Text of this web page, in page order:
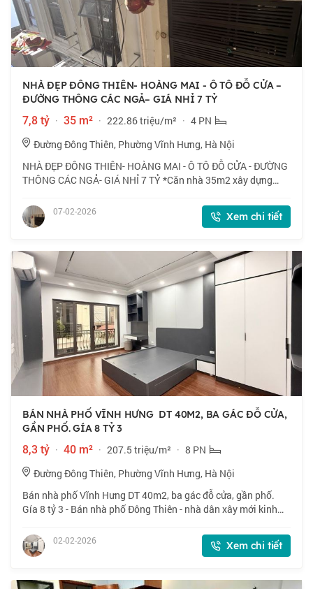
NHÀ ĐẸP ĐÔNG THIÊN- HOÀNG MAI - Ô TÔ ĐỖ CỬA –
ĐƯỜNG THÔNG CÁC NGẢ– GIÁ NHỈ 7 TỶ
7,8 tỷ · 35 m² · 222.86 triệu/m² · 4 PN
Đường Đông Thiên, Phường Vĩnh Hưng, Hà Nội
NHÀ ĐẸP ĐÔNG THIÊN- HOÀNG MAI - Ô TÔ ĐỖ CỬA - ĐƯỜNG
THÔNG CÁC NGẢ- GIÁ NHỈ 7 TỶ *Căn nhà 35m2 xây dựng
cửa , gần UBND phường Vĩnh Hưng, t
07-02-2026 Xem chi tiết
BÁN NHÀ PHỐ VĨNH HƯNG DT 40M2, BA GÁC ĐỖ CỬA,
GẦN PHỐ. GÍA 8 TỶ 3
8,3 tỷ · 40 m² · 207.5 triệu/m² · 8 PN
Đường Đông Thiên, Phường Vĩnh Hưng, Hà Nội
Bán nhà phố Vĩnh Hưng DT 40m2, ba gác đỗ cửa, gần phố.
Gía 8 tỷ 3 - Bán nhà phố Đông Thiên - nhà dân xây mới kinh
giếng trời, các phòng rấ
02-02-2026 Xem chi tiết